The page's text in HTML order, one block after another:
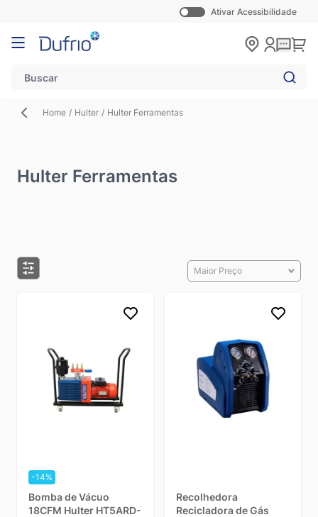
Ativar Acessibilidade
Pular para o conteúdo
Home / Hulter / Hulter Ferramentas
Hulter Ferramentas
Maior Preço
-14%
Bomba de Vácuo
18CFM Hulter HT5ARD-
Recolhedora
Recicladora de Gás